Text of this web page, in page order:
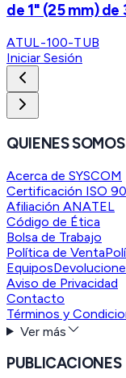
de 1" (25 mm) de
ATUL-100-TUB
Iniciar Sesión
QUIENES SOMOS
Acerca de SYSCOM
Certificación ISO
Afiliación ANATEL
Código de Ética
Bolsa de Trabajo
Política de Venta
Equipos
Aviso de Privacidad
Contacto
Términos y
Ver más
PUBLICACIONES